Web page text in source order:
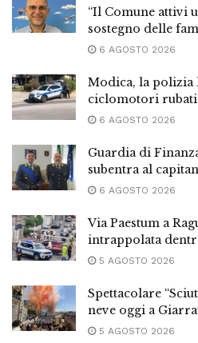
“Il Comune attivi
sostegno delle
6 AGOSTO 2026
Modica, la polizia
ciclomotori rubati
6 AGOSTO 2026
Guardia di
subentra al
6 AGOSTO 2026
Via Paestum a
intrappolata
5 AGOSTO 2026
Spettacolare
neve oggi a
5 AGOSTO 2026